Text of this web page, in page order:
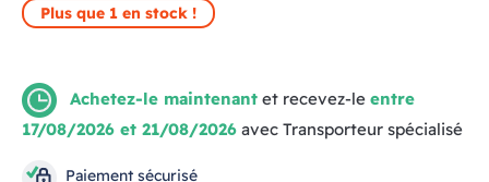
Plus que 1 en stock !
Achetez-le maintenant et recevez-le entre
17/08/2026 et 21/08/2026 avec Transporteur spécialisé
Paiement sécurisé